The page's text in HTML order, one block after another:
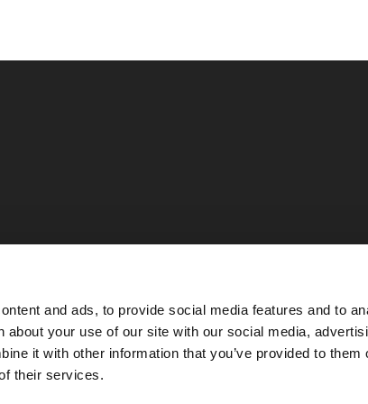
and ads, to provide social media features and to
about your use of our site with our social media,
it with other information that you’ve provided to them
their services.